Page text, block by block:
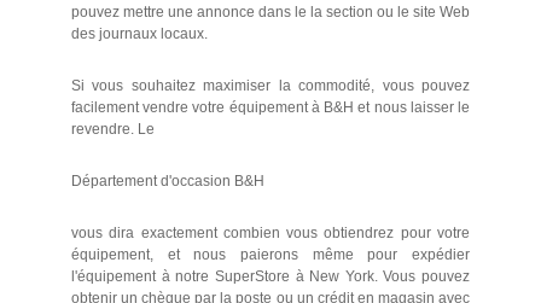
pouvez mettre une annonce dans le la section ou le site Web
des journaux locaux.
Si vous souhaitez maximiser la commodité, vous pouvez
facilement vendre votre équipement à B&H et nous laisser le
revendre. Le
Département d'occasion B&H
vous dira exactement combien vous obtiendrez pour votre
équipement, et nous paierons même pour expédier
l'équipement à notre SuperStore à New York. Vous pouvez
obtenir un chèque par la poste ou un crédit en magasin avec